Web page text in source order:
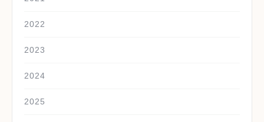
2022
2023
2024
2025